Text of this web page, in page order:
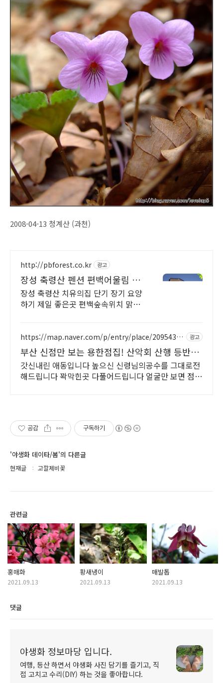
2008-04-13 청계산 (과천)
http://pbforest.co.kr 광고
장성 축령산 펜션 편백어울림 산
속, 숲속 휴양
장성 축령산 치유의집 단기 장기 요양
하기 제일 좋은곳 편백숲속위치 맑은
https://map.naver.com/p/entry/place/20954329
광고
부산 신점만 보는 용한점집! 산악회 산행 등반
정상등정
갓신내린 애동입니다 높으신 신령님의공수를 그대로전
해드립니다 꽉막힌곳 다풀어드립니다 얼굴만 보면 점사
공감 구독하기
'야생화 데이타/봄'의 다른글
현재글 고깔제비꽃
관련글
홍매화
2021.09.13
황새냉이
2021.09.13
매발톱
2021.09.13
댓글
야생화 정보마당 입니다.
여행, 등산 하면서 야생화 사진 담기를 즐기고, 직
접 고치고 수리(DIY) 하는 것을 좋아합니다.